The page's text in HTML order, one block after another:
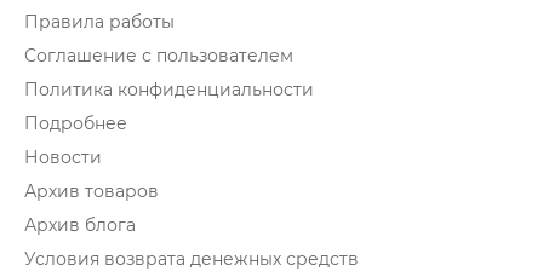
Правила работы
Соглашение с пользователем
Политика конфиденциальности
Подробнее
Новости
Архив товаров
Архив блога
Условия возврата денежных средств